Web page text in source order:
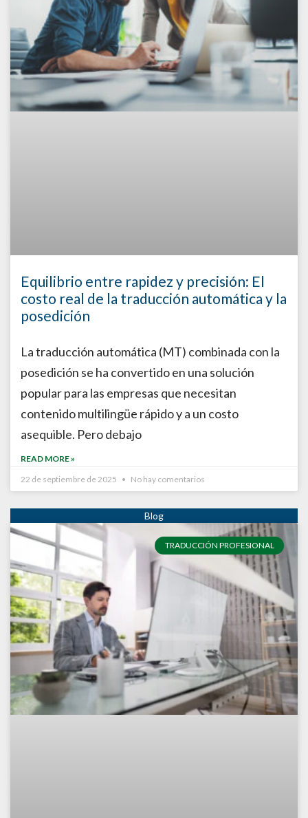
Equilibrio entre rapidez y precisión: El
costo real de la traducción automática y la
posedición
La traducción automática (MT) combinada con la
posedición se ha convertido en una solución
popular para las empresas que necesitan
contenido multilingüe rápido y a un costo
asequible. Pero debajo
READ MORE »
22 de septiembre de 2025
No hay comentarios
TRADUCCIÓN PROFESIONAL